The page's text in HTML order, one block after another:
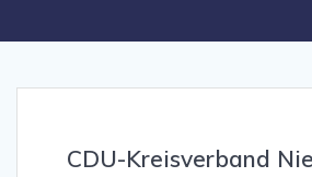
CDU-Kreisverband